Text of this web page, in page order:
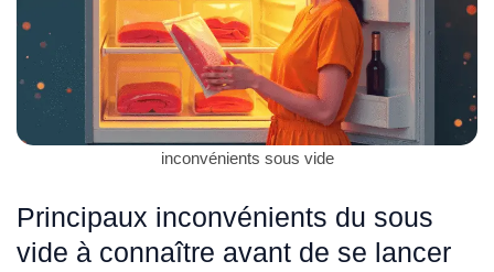
inconvénients sous vide
Principaux inconvénients du sous
vide à connaître avant de se lancer